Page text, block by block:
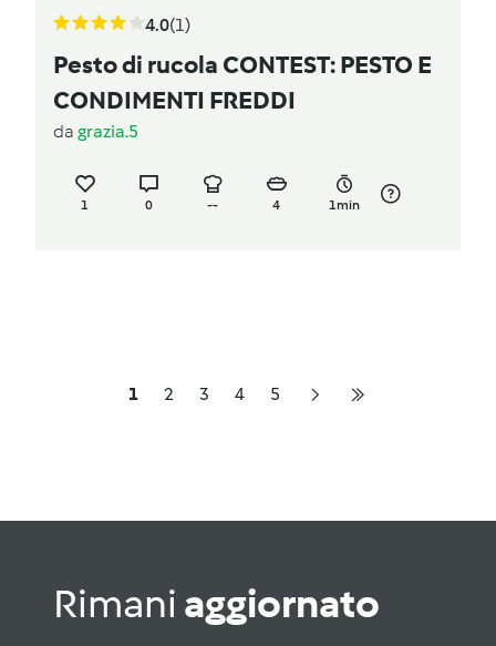
4.0(1)
Pesto di rucola CONTEST: PESTO E
CONDIMENTI FREDDI
da grazia.5
1 0 -- 4 1min
1 2 3 4 5
Rimani aggiornato